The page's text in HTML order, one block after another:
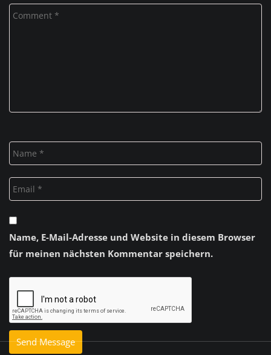
Name, E-Mail-Adresse und Website in diesem Browser
für meinen nächsten Kommentar speichern.